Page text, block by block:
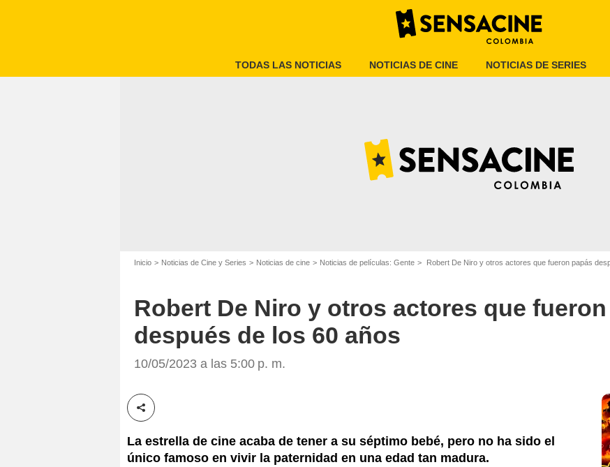
TODAS LAS NOTICIAS NOTICIAS DE CINE NOTICIAS DE SERIES
Inicio Noticias de Cine y Series Noticias de cine Noticias de películas: Gente Robert De Niro y otros actores que fueron papás
Robert De Niro y otros actores que
después de los 60 años
10/05/2023 a las 5:00 p. m.
Compartir esta noticia
La estrella de cine acaba de tener a su séptimo bebé, pero no ha sido el
único famoso en vivir la paternidad en una edad tan madura.